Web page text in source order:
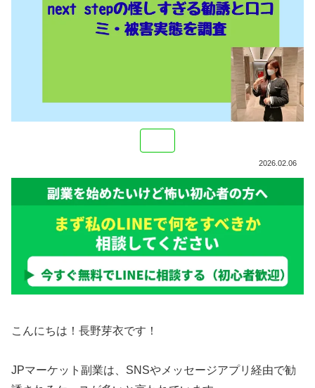
2026.02.06
こんにちは！長野芽衣です！
JPマーケット副業は、SNSやメッセージアプリ経由で勧